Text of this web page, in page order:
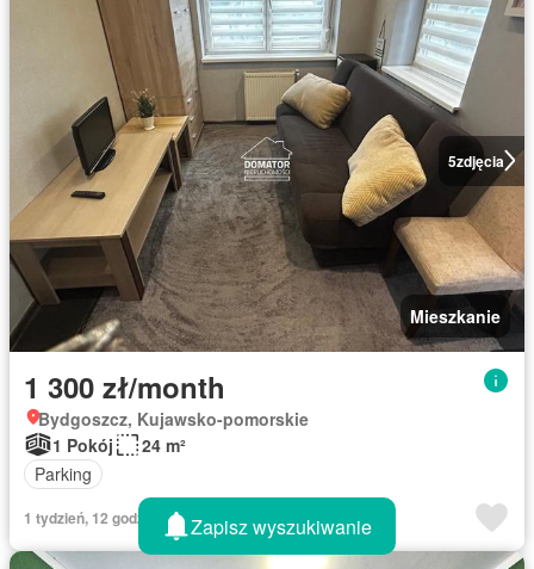
5zdjęcia
Mieszkanie
1 300 zł/month
Bydgoszcz, Kujawsko-pomorskie
1 Pokój
24 m²
Parking
1 tydzień, 12 godzin temu w RentolaZapisz wyszukiwanie